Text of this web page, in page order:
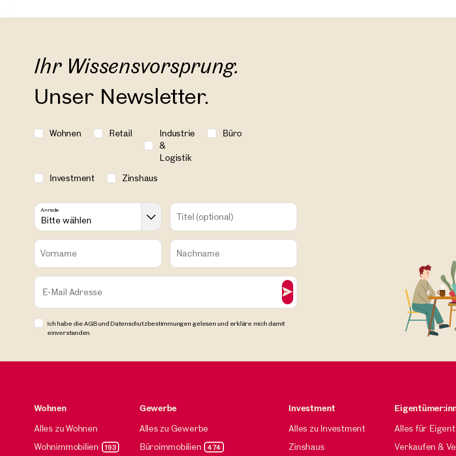
Senec, Slowakei
Slowakei - Senec: perfekt gelegene
Logistikhalle - provisionsfreie
Verfügbar sofort
Slowakei - Logistikpark
provisionsfreie
ca. 26.170 m² Nutzfläche
Preis auf Anfrage
Ihr Wissensvorsprung.
Unser Newsletter.
Wohnen Retail
Industrie
&
Logistik
Büro
Investment Zinshaus
Anrede
Bitte wählen Titel (optional)
Vorname Nachname
E-Mail Adresse
Ich habe die AGB und Datenschutzbestimmungen gelesen und erkläre mich damit
einverstanden.
Wohnen
Alles zu Wohnen
Wohnimmobilien
193
Gewerbe
Alles zu Gewerbe
Büroimmobilien
474
Investment
Alles zu Investment
Zinshaus
Alles für
Verkaufen &